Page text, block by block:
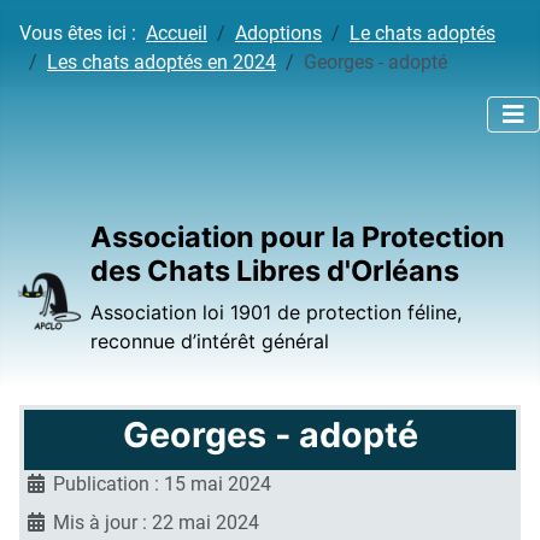
Vous êtes ici : Accueil Adoptions
Le chats adoptés
Les chats adoptés en 2024
Georges - adopté
Association pour la Protection
des Chats Libres d'Orléans
Association loi 1901 de protection féline,
reconnue d’intérêt général
Georges - adopté
Publication : 15 mai 2024
Mis à jour : 22 mai 2024